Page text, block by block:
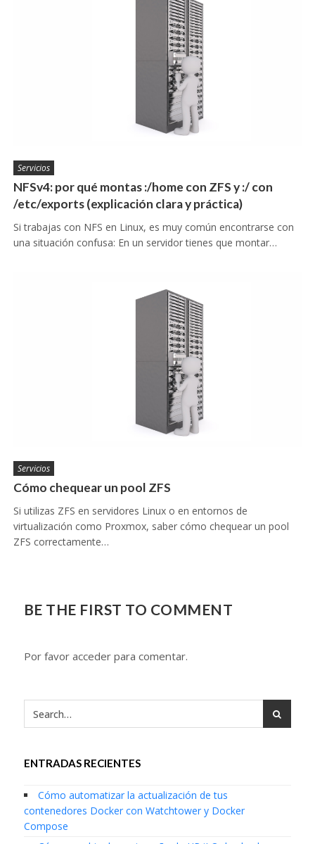
Servicios
NFSv4: por qué montas :/home con ZFS y :/ con
/etc/exports (explicación clara y práctica)
Si trabajas con NFS en Linux, es muy común encontrarse con
una situación confusa: En un servidor tienes que montar…
Servicios
Cómo chequear un pool ZFS
Si utilizas ZFS en servidores Linux o en entornos de
virtualización como Proxmox, saber cómo chequear un pool
ZFS correctamente…
BE THE FIRST TO COMMENT
Por favor acceder para comentar.
ENTRADAS RECIENTES
Cómo automatizar la actualización de tus
contenedores Docker con Watchtower y Docker
Compose